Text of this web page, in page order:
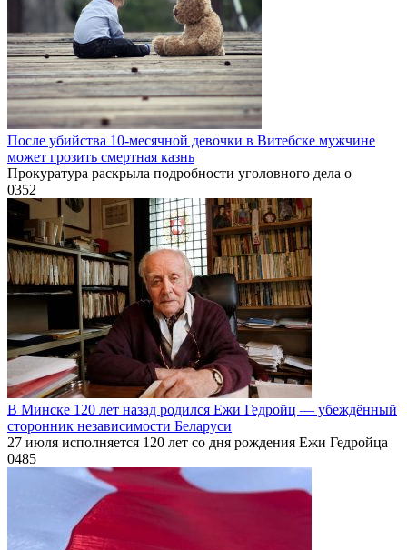
После убийства 10-месячной девочки в Витебске мужчине
может грозить смертная казнь
Прокуратура раскрыла подробности уголовного дела о
0352
В Минске 120 лет назад родился Ежи Гедройц — убеждённый
сторонник независимости Беларуси
27 июля исполняется 120 лет со дня рождения Ежи Гедройца
0485